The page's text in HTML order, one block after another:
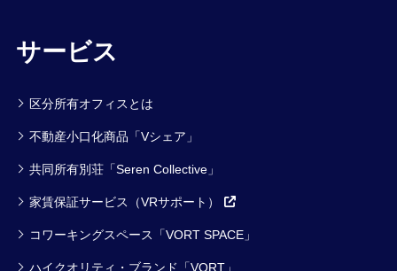
サービス
区分所有オフィスとは
不動産小口化商品「Vシェア」
共同所有別荘「Seren Collective」
家賃保証サービス（VRサポート）
コワーキングスペース「VORT SPACE」
ハイクオリティ・ブランド「VORT」